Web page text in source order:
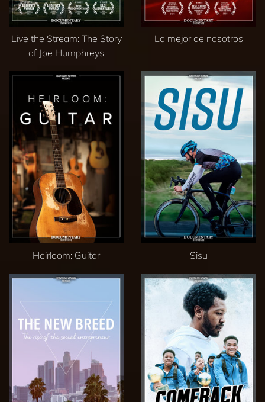
Live the Stream: The Story
of Joe Humphreys
Lo mejor de nosotros
Heirloom: Guitar Sisu